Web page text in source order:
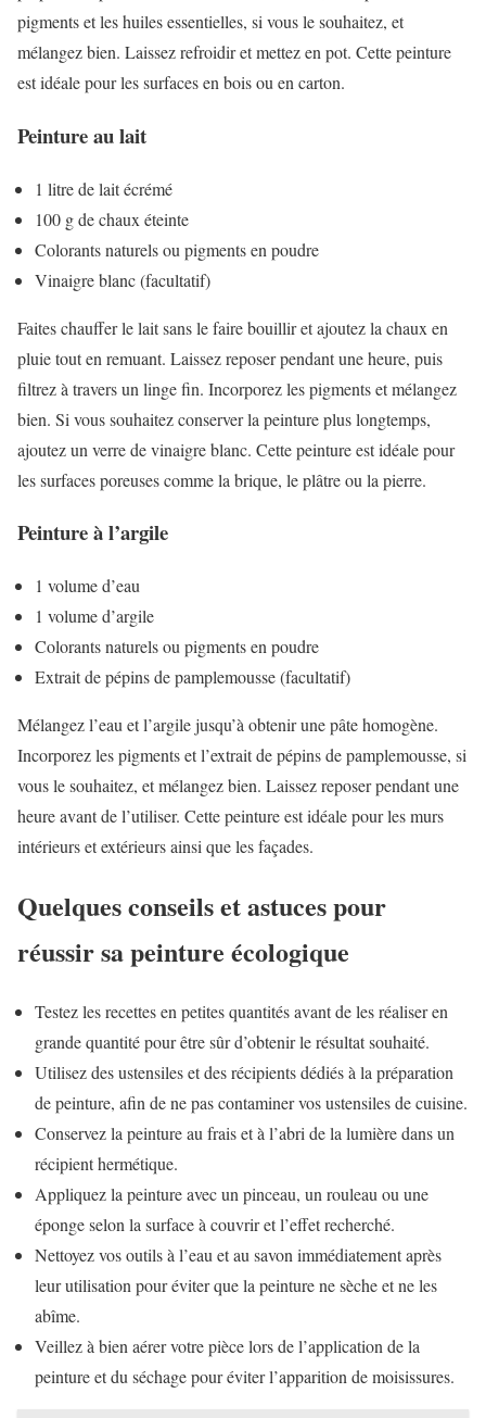
pigments et les huiles essentielles, si vous le souhaitez, et
mélangez bien. Laissez refroidir et mettez en pot. Cette peinture
est idéale pour les surfaces en bois ou en carton.
Peinture au lait
1 litre de lait écrémé
100 g de chaux éteinte
Colorants naturels ou pigments en poudre
Vinaigre blanc (facultatif)
Faites chauffer le lait sans le faire bouillir et ajoutez la chaux en
pluie tout en remuant. Laissez reposer pendant une heure, puis
filtrez à travers un linge fin. Incorporez les pigments et mélangez
bien. Si vous souhaitez conserver la peinture plus longtemps,
ajoutez un verre de vinaigre blanc. Cette peinture est idéale pour
les surfaces poreuses comme la brique, le plâtre ou la pierre.
Peinture à l’argile
1 volume d’eau
1 volume d’argile
Colorants naturels ou pigments en poudre
Extrait de pépins de pamplemousse (facultatif)
Mélangez l’eau et l’argile jusqu’à obtenir une pâte homogène.
Incorporez les pigments et l’extrait de pépins de pamplemousse, si
vous le souhaitez, et mélangez bien. Laissez reposer pendant une
heure avant de l’utiliser. Cette peinture est idéale pour les murs
intérieurs et extérieurs ainsi que les façades.
Quelques conseils et astuces pour
réussir sa peinture écologique
Testez les recettes en petites quantités avant de les réaliser en
grande quantité pour être sûr d’obtenir le résultat souhaité.
Utilisez des ustensiles et des récipients dédiés à la préparation
de peinture, afin de ne pas contaminer vos ustensiles de cuisine.
Conservez la peinture au frais et à l’abri de la lumière dans un
récipient hermétique.
Appliquez la peinture avec un pinceau, un rouleau ou une
éponge selon la surface à couvrir et l’effet recherché.
Nettoyez vos outils à l’eau et au savon immédiatement après
leur utilisation pour éviter que la peinture ne sèche et ne les
abîme.
Veillez à bien aérer votre pièce lors de l’application de la
peinture et du séchage pour éviter l’apparition de moisissures.